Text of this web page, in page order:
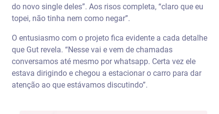
do novo single deles”. Aos risos completa, “claro que eu
topei, não tinha nem como negar”.
O entusiasmo com o projeto fica evidente a cada detalhe
que Gut revela. “Nesse vai e vem de chamadas
conversamos até mesmo por whatsapp. Certa vez ele
estava dirigindo e chegou a estacionar o carro para dar
atenção ao que estávamos discutindo”.